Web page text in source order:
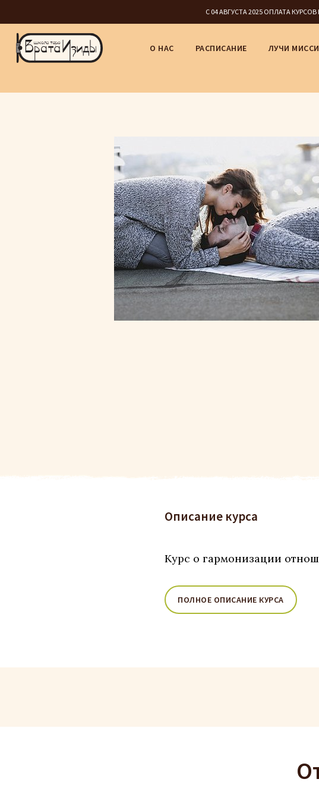
С 04 АВГУСТА 2025 ОПЛАТА
О НАС РАСПИСАНИЕ ЛУЧИ
Описание курса
Курс о гармонизации
ПОЛНОЕ ОПИСАНИЕ КУРСА